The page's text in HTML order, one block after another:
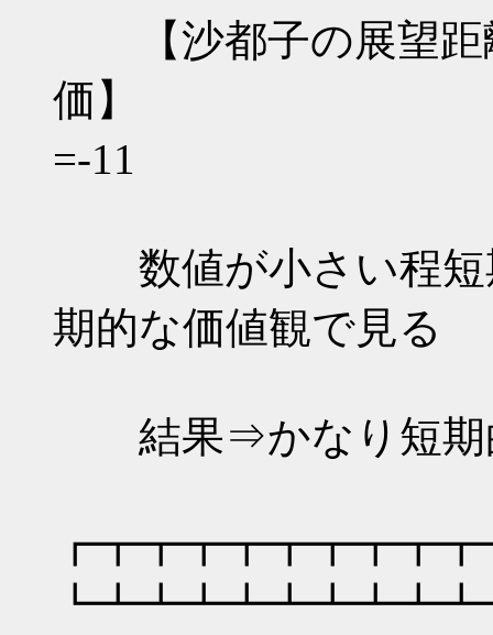
【沙都子の展望距
価】
=-11 【
数値が小さい程短
期的な価値観で見る
結果⇒かなり短期